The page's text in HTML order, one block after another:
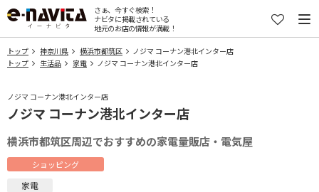
さぁ、今すぐ検索！
ナビタに掲載されている
地元のお店の情報が満載！
トップ 神奈川県 横浜市都筑区
ノジマ コーナン港北インター店
トップ
生活品 家電 ノジマ コーナン港北インター店
ノジマ コーナン港北インター店
ノジマ コーナン港北インター店
横浜市都筑区周辺でおすすめの家電量販店・電気屋
ショッピング
家電